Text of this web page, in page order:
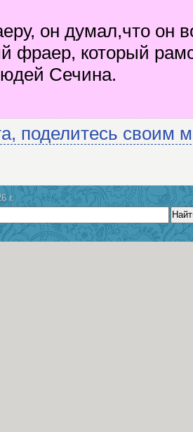
он думал,что он
фраер, который
Сечина.
поделитесь своим
г.